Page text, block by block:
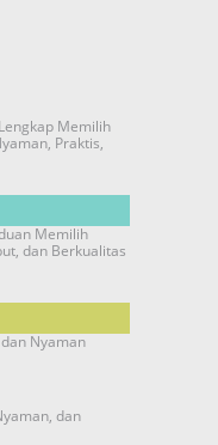
Memilih
Praktis,
Memilih
dan Berkualitas
Nyaman
dan